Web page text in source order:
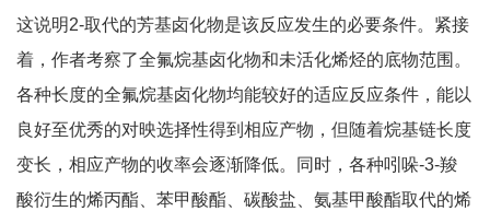
这说明2-取代的芳基卤化物是该反应发生的必要条件。紧接
着，作者考察了全氟烷基卤化物和未活化烯烃的底物范围。
各种长度的全氟烷基卤化物均能较好的适应反应条件，能以
良好至优秀的对映选择性得到相应产物，但随着烷基链长度
变长，相应产物的收率会逐渐降低。同时，各种吲哚-3-羧
酸衍生的烯丙酯、苯甲酸酯、碳酸盐、氨基甲酸酯取代的烯